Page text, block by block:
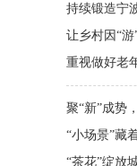
持续锻造宁
让乡村因“游
重视做好老
聚“新”成势
“小场景”藏
“茶花”绽放